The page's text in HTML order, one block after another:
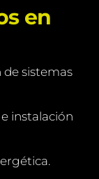
en
de sistemas
instalación